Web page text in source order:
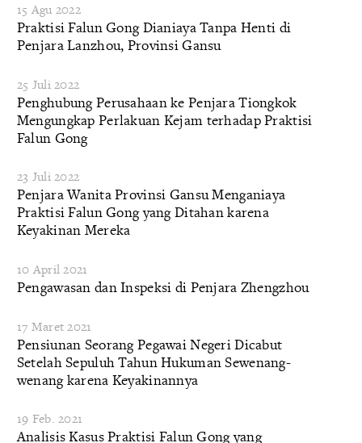
15 Agu 2022
Praktisi Falun Gong Dianiaya Tanpa Henti di
Penjara Lanzhou, Provinsi Gansu
25 Juli 2022
Penghubung Perusahaan ke Penjara Tiongkok
Mengungkap Perlakuan Kejam terhadap Praktisi
Falun Gong
23 Juli 2022
Penjara Wanita Provinsi Gansu Menganiaya
Praktisi Falun Gong yang Ditahan karena
Keyakinan Mereka
10 April 2021
Pengawasan dan Inspeksi di Penjara Zhengzhou
17 Maret 2021
Pensiunan Seorang Pegawai Negeri Dicabut
Setelah Sepuluh Tahun Hukuman Sewenang-
wenang karena Keyakinannya
19 Feb. 2021
Analisis Kasus Praktisi Falun Gong yang